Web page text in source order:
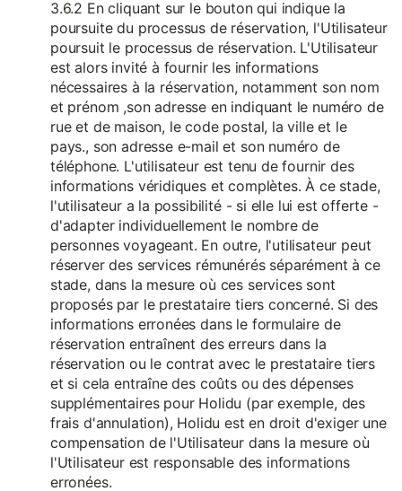
3.6.2 En cliquant sur le bouton qui indique la
poursuite du processus de réservation, l'Utilisateur
poursuit le processus de réservation. L'Utilisateur
est alors invité à fournir les informations
nécessaires à la réservation, notamment son nom
et prénom ,son adresse en indiquant le numéro de
rue et de maison, le code postal, la ville et le
pays., son adresse e-mail et son numéro de
téléphone. L'utilisateur est tenu de fournir des
informations véridiques et complètes. À ce stade,
l'utilisateur a la possibilité - si elle lui est offerte -
d'adapter individuellement le nombre de
personnes voyageant. En outre, l'utilisateur peut
réserver des services rémunérés séparément à ce
stade, dans la mesure où ces services sont
proposés par le prestataire tiers concerné. Si des
informations erronées dans le formulaire de
réservation entraînent des erreurs dans la
réservation ou le contrat avec le prestataire tiers
et si cela entraîne des coûts ou des dépenses
supplémentaires pour Holidu (par exemple, des
frais d'annulation), Holidu est en droit d'exiger une
compensation de l'Utilisateur dans la mesure où
l'Utilisateur est responsable des informations
erronées.